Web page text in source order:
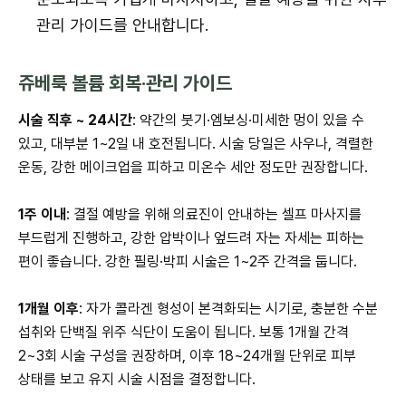
관리 가이드를 안내합니다.
쥬베룩 볼륨 회복·관리 가이드
시술 직후 ~ 24시간: 약간의 붓기·엠보싱·미세한 멍이 있을 수
있고, 대부분 1~2일 내 호전됩니다. 시술 당일은 사우나, 격렬한
운동, 강한 메이크업을 피하고 미온수 세안 정도만 권장합니다.
1주 이내: 결절 예방을 위해 의료진이 안내하는 셀프 마사지를
부드럽게 진행하고, 강한 압박이나 엎드려 자는 자세는 피하는
편이 좋습니다. 강한 필링·박피 시술은 1~2주 간격을 둡니다.
1개월 이후: 자가 콜라겐 형성이 본격화되는 시기로, 충분한 수분
섭취와 단백질 위주 식단이 도움이 됩니다. 보통 1개월 간격
2~3회 시술 구성을 권장하며, 이후 18~24개월 단위로 피부
상태를 보고 유지 시술 시점을 결정합니다.